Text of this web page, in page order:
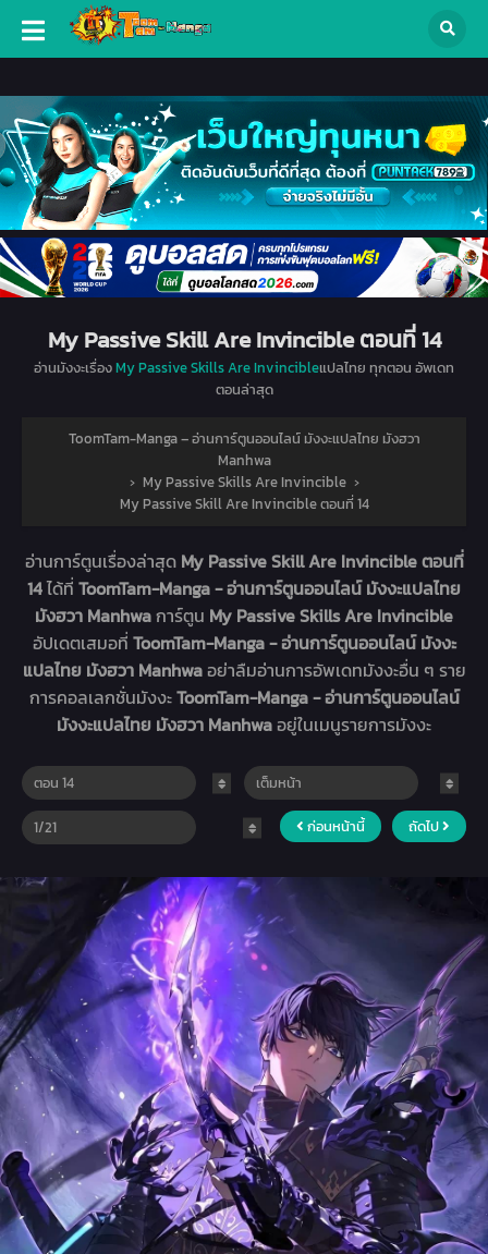
My Passive Skill Are Invincible ตอนที่ 14
อ่านมังงะเรื่องMy Passive Skills Are Invincibleแปลไทย ทุกตอน อัพเดท
ตอนล่าสุด
ToomTam-Manga – อ่านการ์ตูนออนไลน์ มังงะแปลไทย มังฮวา
Manhwa
› My Passive Skills Are Invincible ›
My Passive Skill Are Invincible ตอนที่ 14
อ่านการ์ตูนเรื่องล่าสุด My Passive Skill Are Invincible ตอนที่
14ได้ที่ ToomTam-Manga - อ่านการ์ตูนออนไลน์ มังงะแปลไทย
มังฮวา Manhwaการ์ตูน My Passive Skills Are Invincible
อัปเดตเสมอที่ ToomTam-Manga - อ่านการ์ตูนออนไลน์ มังงะ
แปลไทย มังฮวา Manhwaอย่าลืมอ่านการอัพเดทมังงะอื่น ๆ ราย
การคอลเลกชั่นมังงะToomTam-Manga - อ่านการ์ตูนออนไลน์
มังงะแปลไทย มังฮวา Manhwaอยู่ในเมนูรายการมังงะ
ก่อนหน้านี้ ถัดไป